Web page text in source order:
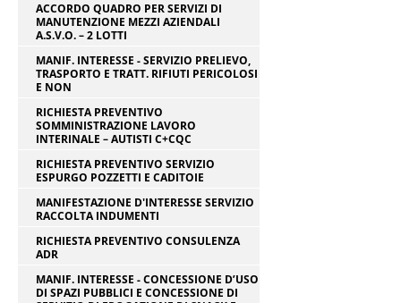
ACCORDO QUADRO PER SERVIZI DI
MANUTENZIONE MEZZI AZIENDALI
A.S.V.O. – 2 LOTTI
MANIF. INTERESSE - SERVIZIO PRELIEVO,
TRASPORTO E TRATT. RIFIUTI PERICOLOSI
E NON
RICHIESTA PREVENTIVO
SOMMINISTRAZIONE LAVORO
INTERINALE – AUTISTI C+CQC
RICHIESTA PREVENTIVO SERVIZIO
ESPURGO POZZETTI E CADITOIE
MANIFESTAZIONE D'INTERESSE SERVIZIO
RACCOLTA INDUMENTI
RICHIESTA PREVENTIVO CONSULENZA
ADR
MANIF. INTERESSE - CONCESSIONE D’USO
DI SPAZI PUBBLICI E CONCESSIONE DI